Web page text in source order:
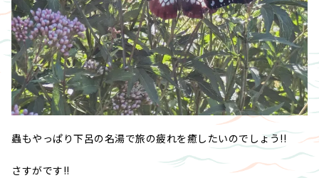
蟲もやっぱり下呂の名湯で旅の疲れを癒したいのでしょう!!
さすがです!!